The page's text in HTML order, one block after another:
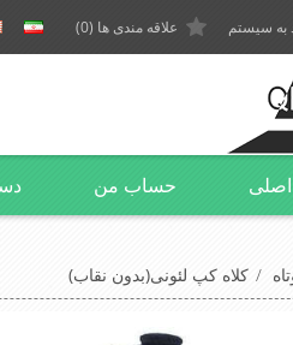
به سیستم علاقه مندی ها (0)
حساب من
/ کلاه کپ لئونی(بدون نقاب)